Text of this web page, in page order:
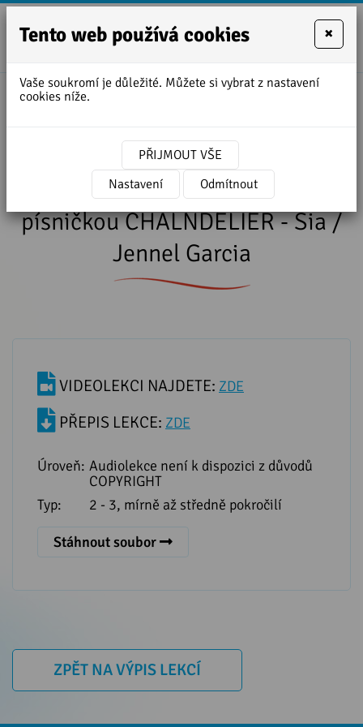
950
Úvodní stránka
CHALNDELIER - Sia / Jennel Garcia
Přepis lekce angličtiny s
písničkou CHALNDELIER - Sia /
Jennel Garcia
VIDEOLEKCI NAJDETE: ZDE
PŘEPIS LEKCE: ZDE
Úroveň: Audiolekce není k dispozici z důvodů
COPYRIGHT
Typ:
2 - 3, mírně až středně pokročilí
Stáhnout soubor
ZPĚT NA VÝPIS LEKCÍ
Tento web používá cookies ×
Vaše soukromí je důležité. Můžete si vybrat z nastavení
cookies níže.
PŘIJMOUT VŠE
Nastavení
Odmítnout